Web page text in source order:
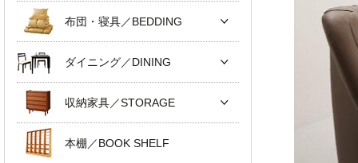
布団・寝具／BEDDING
ダイニング／DINING
収納家具／STORAGE
本棚／BOOK SHELF